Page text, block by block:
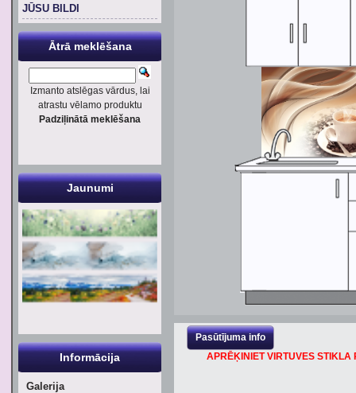
Pasūtījuma info
APRĒĶINIET VIRTUVES
JŪSU BILDI
Ātrā meklēšana
Izmanto atslēgas vārdus, lai
atrastu vēlamo produktu
Padziļinātā meklēšana
Jaunumi
Informācija
Galerija